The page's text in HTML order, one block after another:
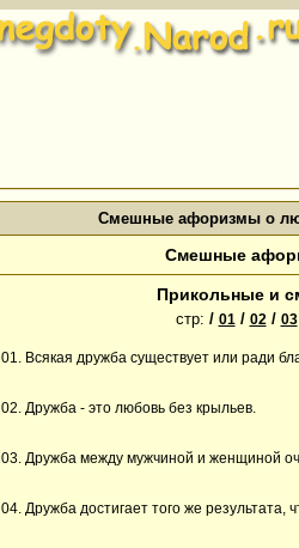
Смешные афоризмы о
Смешные
Прикольные и
стр: / 01/ 02/ 03
01. Всякая дружба существует или ради
02. Дружба - это любовь без крыльев.
03. Дружба между мужчиной и женщиной
04. Дружба достигает того же